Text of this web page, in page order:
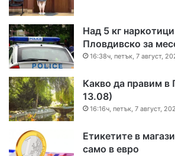
Над 5 кг
Пловдивско за
16:38ч, петък, 7 август,
Какво да правим в
13.08)
16:16ч, петък, 7 август,
Етикетите в
само в евро